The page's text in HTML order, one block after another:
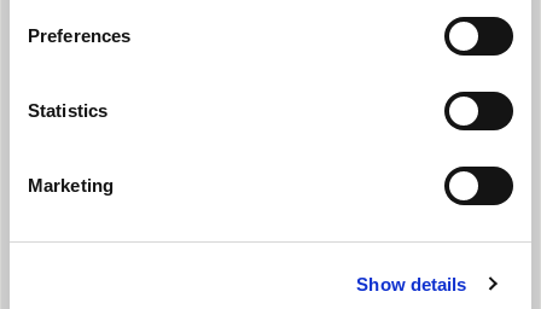
Preferences
Statistics
Marketing
Show details
OS Comfort è possibile gestirne tutte le funzionalità dal proprio
smartphone, anche fuori casa.